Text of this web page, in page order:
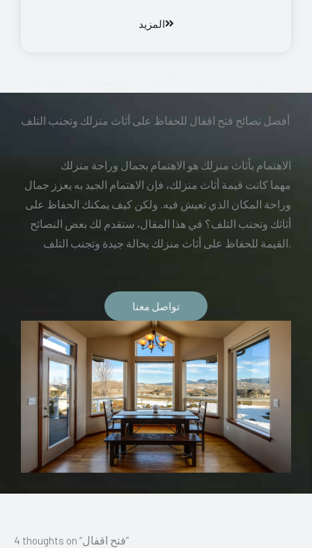
المزيد
أفضل نصائح فتح اقفال للحفاظ على أثاث منزلك وتجنب التلف
الاهتمام بأثاث منزلك هو الاهتمام بجمال وراحة منزلك
مهما كانت قيمة أثاث منزلك، فإن الاهتمام الجيد به يعزز جمال
وراحة المكان الذي تعيش فيه. ولكن كيف يمكنك الحفاظ على
أثاثك وتجنب التلف؟ في هذا المقال، سنقدم لك بعض النصائح
القيمة للحفاظ على أثاث منزلك بحالة جيدة وتجنب التلف.
تواصل معنا
4 thoughts on “فتح اقفال”